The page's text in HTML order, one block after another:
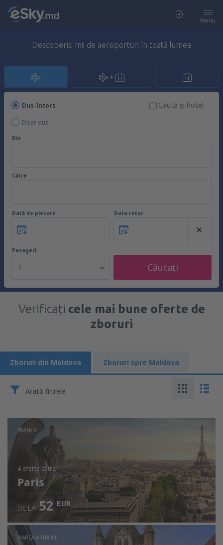
Meniu
Descoperiți mii de aeroporturi în toată lumea
Dus-întors
Doar dus
Caută şi hotel
Din
Către
Dată de plecare Data retur
Pasageri
1 Căutați
Verificați cele mai bune oferte de
zboruri
Zboruri din Moldova Zboruri spre Moldova
Arată filtrele
FRANŢA
4 oferte către
Paris
DE LA 52 EUR
MAREA BRITANIE